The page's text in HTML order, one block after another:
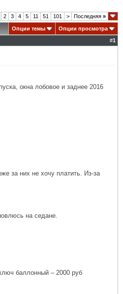
2 3 4 5 11 51 101 > Последняя »
Опции темы
Опции просмотра
#1
окна лобовое и заднее 2016
за них не хочу платить. Из-за
на седане.
баллонный – 2000 руб